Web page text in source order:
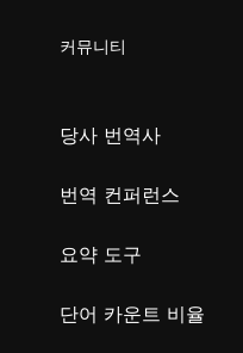
커뮤니티
당사 번역사
번역 컨퍼런스
요약 도구
단어 카운트 비율